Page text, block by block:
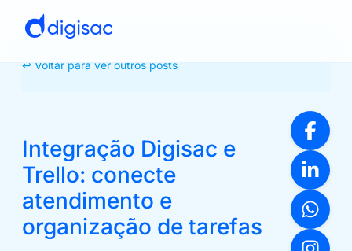
↩ Voltar para ver outros posts
Integração Digisac e
Trello: conecte
atendimento e
organização de tarefas